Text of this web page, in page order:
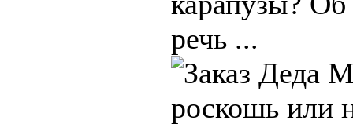
речь ...